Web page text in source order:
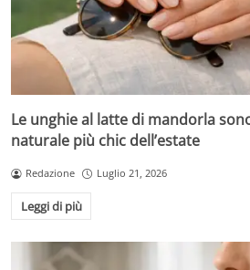
Le unghie al latte di mandorla
naturale più chic dell’estate
Redazione Luglio 21, 2026
Leggi di più